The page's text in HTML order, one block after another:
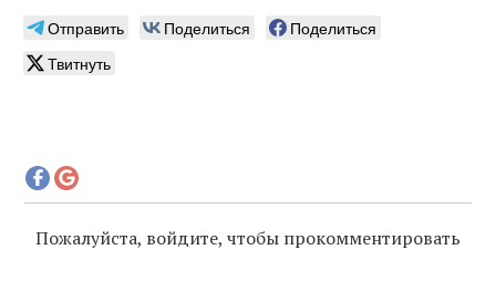
Отправить Поделиться
Поделиться
Твитнуть
Пожалуйста, войдите, чтобы прокомментировать